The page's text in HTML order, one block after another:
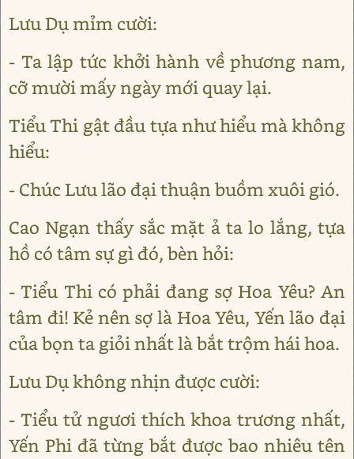
Lưu Dụ mỉm cười:
- Ta lập tức khởi hành về phương nam,
cỡ mười mấy ngày mới quay lại.
Tiểu Thi gật đầu tựa như hiểu mà không
hiểu:
- Chúc Lưu lão đại thuận buồm xuôi gió.
Cao Ngạn thấy sắc mặt ả ta lo lắng, tựa
hồ có tâm sự gì đó, bèn hỏi:
- Tiểu Thi có phải đang sợ Hoa Yêu? An
tâm đi! Kẻ nên sợ là Hoa Yêu, Yến lão đại
của bọn ta giỏi nhất là bắt trộm hái hoa.
Lưu Dụ không nhịn được cười:
- Tiểu tử ngươi thích khoa trương nhất,
Yến Phi đã từng bắt được bao nhiêu tên